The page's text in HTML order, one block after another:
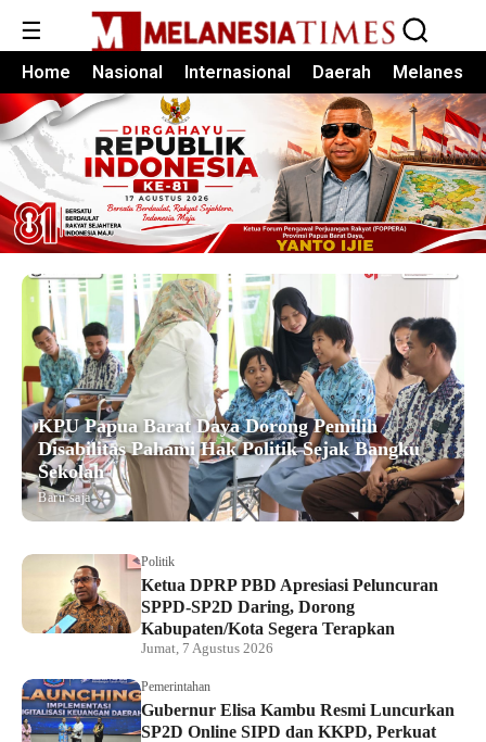
☰
Home Nasional Internasional Daerah Melanesia
KPU Papua Barat Daya Dorong Pemilih
Disabilitas Pahami Hak Politik Sejak Bangku
Sekolah
Baru saja
Politik
Ketua DPRP PBD Apresiasi Peluncuran
SPPD-SP2D Daring, Dorong
Kabupaten/Kota Segera Terapkan
Jumat, 7 Agustus 2026
Pemerintahan
Gubernur Elisa Kambu Resmi Luncurkan
SP2D Online SIPD dan KKPD, Perkuat